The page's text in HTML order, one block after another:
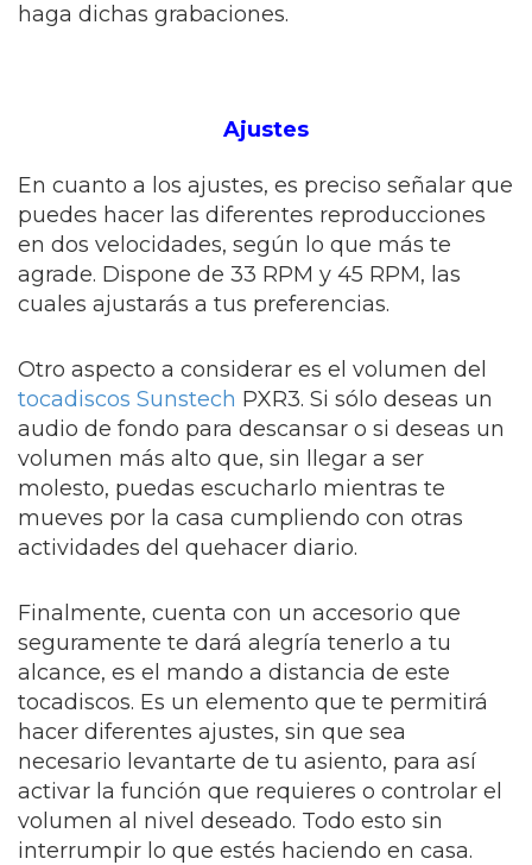
haga dichas grabaciones.
Ajustes
En cuanto a los ajustes, es preciso señalar que
puedes hacer las diferentes reproducciones
en dos velocidades, según lo que más te
agrade. Dispone de 33 RPM y 45 RPM, las
cuales ajustarás a tus preferencias.
Otro aspecto a considerar es el volumen del
tocadiscos Sunstech PXR3. Si sólo deseas un
audio de fondo para descansar o si deseas un
volumen más alto que, sin llegar a ser
molesto, puedas escucharlo mientras te
mueves por la casa cumpliendo con otras
actividades del quehacer diario.
Finalmente, cuenta con un accesorio que
seguramente te dará alegría tenerlo a tu
alcance, es el mando a distancia de este
tocadiscos. Es un elemento que te permitirá
hacer diferentes ajustes, sin que sea
necesario levantarte de tu asiento, para así
activar la función que requieres o controlar el
volumen al nivel deseado. Todo esto sin
interrumpir lo que estés haciendo en casa.